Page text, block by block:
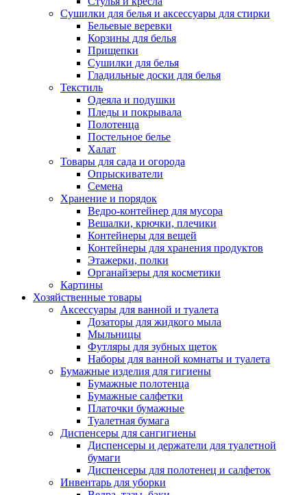
Сушилки для белья и аксессуары для стирки
Бельевые веревки
Корзины для белья
Прищепки
Сушилки для белья
Гладильные доски для белья
Текстиль
Одеяла и подушки
Пледы и покрывала
Полотенца
Постельное белье
Халат
Товары для сада и огорода
Опрыскиватели
Семена
Хранение и порядок
Ведро-контейнер для мусора
Вешалки, крючки, плечики
Контейнеры для вещей
Контейнеры для хранения продуктов
Этажерки, полки
Органайзеры для косметики
Картины
Хозяйственные товары
Аксессуары для ванной и туалета
Дозаторы для жидкого мыла
Мыльницы
Футляры для зубных щеток
Наборы для ванной комнаты и туалета
Бумажные изделия для гигиены
Бумажные полотенца
Бумажные салфетки
Платочки бумажные
Туалетная бумага
Диспенсеры для сангигиены
Диспенсеры и держатели для туалетной
бумаги
Диспенсеры для полотенец и салфеток
Инвентарь для уборки